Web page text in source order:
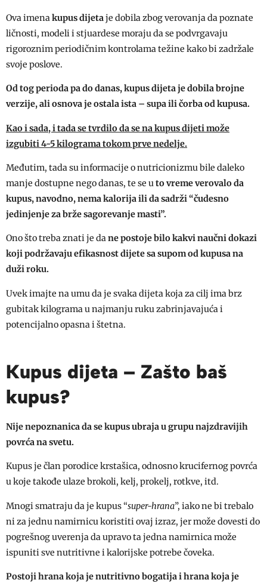
Ova imenakupus dijetaje dobila zbog verovanja da poznate
ličnosti, modeli i stjuardese moraju da se podvrgavaju
rigoroznim periodičnim kontrolama težine kako bi zadržale
svoje poslove.
Od tog perioda pa do danas, kupus dijeta je dobila brojne
verzije, ali osnova je ostala ista – supa ili čorba od kupusa.
Kao i sada, i tada se tvrdilo da se na kupus dijeti može
izgubiti 4-5 kilograma tokom prve nedelje.
Međutim, tada su informacije o nutricionizmu bile daleko
manje dostupne nego danas, te se uto vreme verovalo da
kupus, navodno, nema kalorija ili da sadrži “čudesno
jedinjenje za brže sagorevanje masti”.
Ono što treba znati je dane postoje bilo kakvi naučni dokazi
koji podržavaju efikasnost dijete sa supom od kupusa na
duži roku.
Uvek imajte na umu da je svaka dijeta koja za cilj ima brz
gubitak kilograma u najmanju ruku zabrinjavajuća i
potencijalno opasna i štetna.
Kupus dijeta – Zašto baš
kupus?
Nije nepoznanica da se kupus ubraja u grupu najzdravijih
povrća na svetu.
Kupus je član porodice krstašica, odnosno krucifernog povrća
u koje takođe ulaze brokoli, kelj, prokelj, rotkve, itd.
Mnogi smatraju da je kupus “super-hrana”, iako ne bi trebalo
ni za jednu namirnicu koristiti ovaj izraz, jer može dovesti do
pogrešnog uverenja da upravo ta jedna namirnica može
ispuniti sve nutritivne i kalorijske potrebe čoveka.
Postoji hrana koja je nutritivno bogatija i hrana koja je